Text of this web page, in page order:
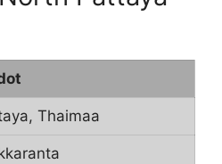
Thaimaa